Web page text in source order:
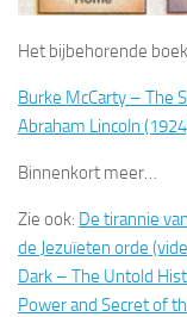
Het bijbehorende
Burke McCarty – The
Abraham Lincoln
Binnenkort meer…
Zie ook: De tirannie
de Jezuïeten orde
Dark – The Untold
Power and Secret of